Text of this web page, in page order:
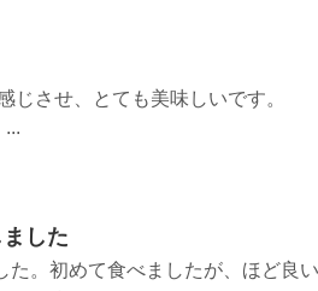
させ、とても美味しいです。
した
た。初めて食べましたが、ほど良い